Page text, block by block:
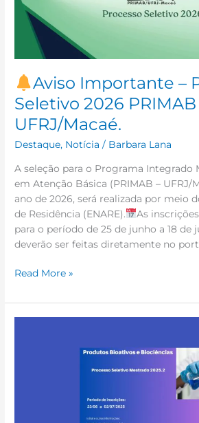
Aviso Importante –
Seletivo 2026 PRIMAB
UFRJ/Macaé.
Destaque, Notícia / Barbara Lana
A seleção para o Programa Integrado
em Atenção Básica (PRIMAB – UFRJ/
ano de 2026, será realizada por meio
de Residência (ENARE).
As
para o período de 25 de junho a 18 de
deverão ser feitas diretamente no
PRIMAB
UFRJ/Macaé.
Read More »